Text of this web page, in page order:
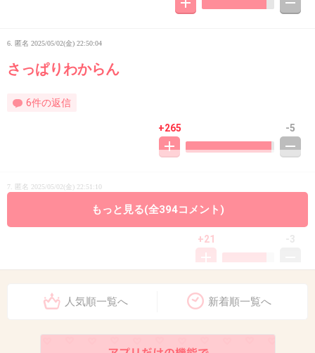
6. 匿名 2025/05/02(金) 22:50:04
さっぱりわからん
6件の返信
+265 -5
7. 匿名 2025/05/02(金) 22:51:10
+21
2025/05/02(金) 22:51:20
もっと見る(全394コメント)
人気順一覧へ 新着順一覧へ